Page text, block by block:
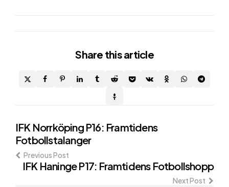
Share this article
Post
navigation
IFK Norrköping P16: Framtidens
Fotbollstalanger
Previous Post
IFK Haninge P17: Framtidens Fotbollshopp
Next Post